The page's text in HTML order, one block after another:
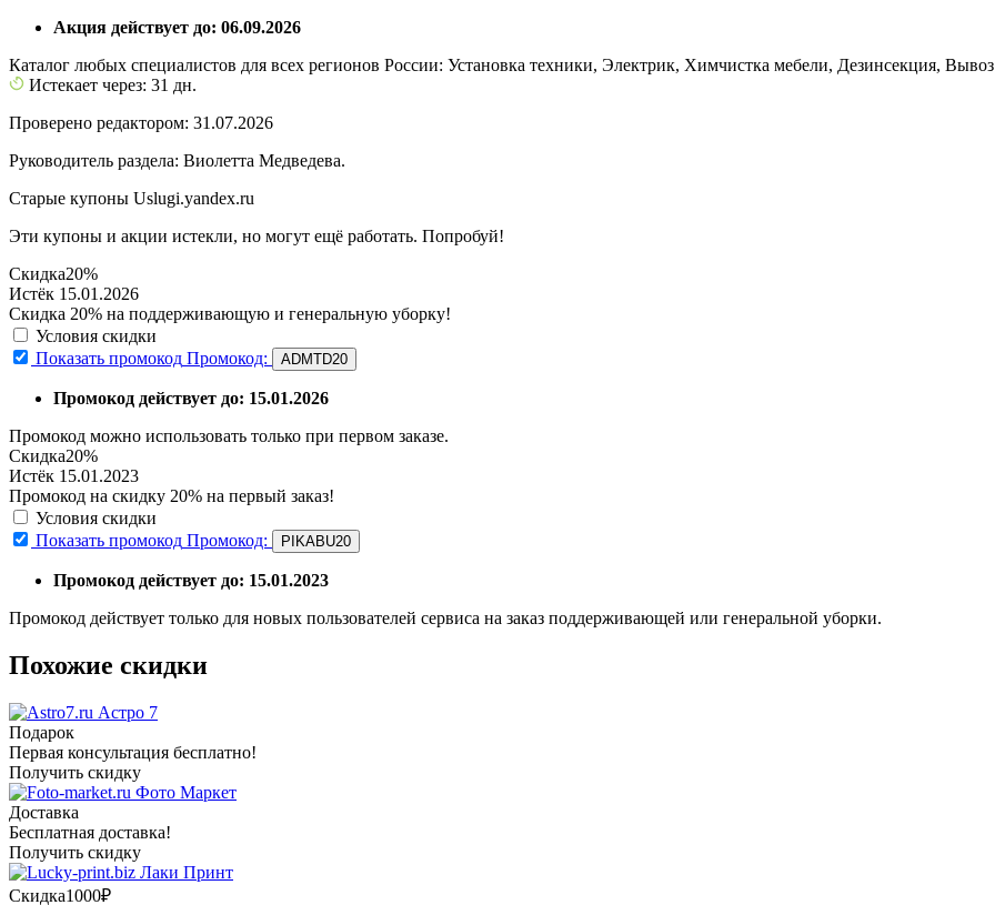
Акция действует до: 06.09.2026
Каталог любых специалистов для всех регионов России: Установка техники, Электрик, Химчистка мебели, Дезинсекция,
Истекает через: 31 дн.
Проверено редактором: 31.07.2026
Руководитель раздела: Виолетта Медведева.
Старые купоны Uslugi.yandex.ru
Эти купоны и акции истекли, но могут ещё работать. Попробуй!
Скидка20%
Истёк 15.01.2026
Скидка 20% на поддерживающую и генеральную уборку!
Условия скидки
Показать промокод Промокод: ADMTD20
Промокод действует до: 15.01.2026
Промокод можно использовать только при первом заказе.
Скидка20%
Истёк 15.01.2023
Промокод на скидку 20% на первый заказ!
Условия скидки
Показать промокод Промокод: PIKABU20
Промокод действует до: 15.01.2023
Промокод действует только для новых пользователей сервиса на заказ поддерживающей или генеральной уборки.
Похожие скидки
Астро 7
Подарок
Первая консультация бесплатно!
Получить скидку
Фото Маркет
Доставка
Бесплатная доставка!
Получить скидку
Лаки Принт
Скидка1000₽